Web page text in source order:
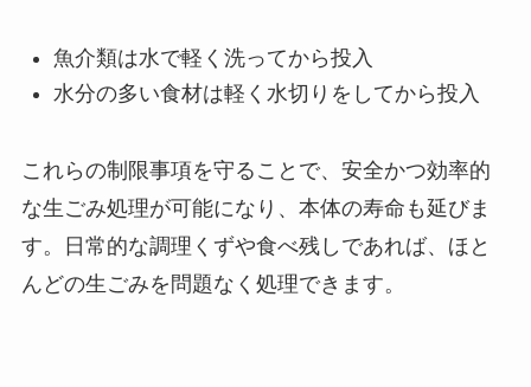
魚介類は水で軽く洗ってから投入
水分の多い食材は軽く水切りをしてから投入
これらの制限事項を守ることで、安全かつ効率的
な生ごみ処理が可能になり、本体の寿命も延びま
す。日常的な調理くずや食べ残しであれば、ほと
んどの生ごみを問題なく処理できます。